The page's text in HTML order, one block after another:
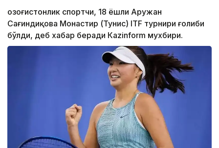
Қозоғистонлик спортчи, 18 ёшли Аружан
Сағиндиқова Монастир (Тунис) ITF турнири ғолиби
бўлди, деб хабар беради Каzinform мухбири.